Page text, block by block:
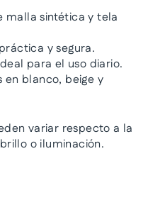
malla sintética y tela
y segura.
para el uso diario.
en blanco, beige y
variar respecto a la
o iluminación.